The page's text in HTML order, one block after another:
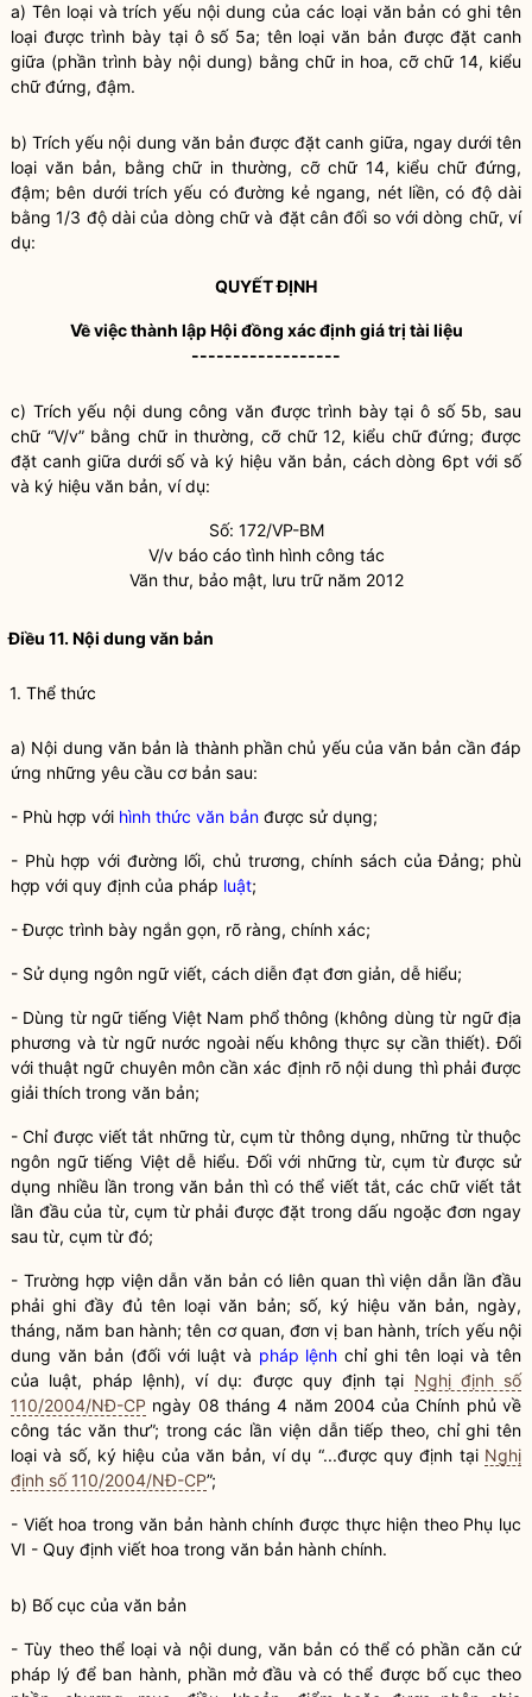
a) Tên loại và trích yếu nội dung của các loại văn bản có ghi tên
loại được trình bày tại ô số 5a; tên loại văn bản được đặt canh
giữa (phần trình bày nội dung) bằng chữ in hoa, cỡ chữ 14, kiểu
chữ đứng, đậm.
b) Trích yếu nội dung văn bản được đặt canh giữa, ngay dưới tên
loại văn bản, bằng chữ in thường, cỡ chữ 14, kiểu chữ đứng,
đậm; bên dưới trích yếu có đường kẻ ngang, nét liền, có độ dài
bằng 1/3 độ dài của dòng chữ và đặt cân đối so với dòng chữ, ví
dụ:
QUYẾT ĐỊNH
Về việc thành lập Hội đồng xác định giá trị tài liệu
------------------
c) Trích yếu nội dung công văn được trình bày tại ô số 5b, sau
chữ “V/v” bằng chữ in thường, cỡ chữ 12, kiểu chữ đứng; được
đặt canh giữa dưới số và ký hiệu văn bản, cách dòng 6pt với số
và ký hiệu văn bản, ví dụ:
Số: 172/VP-BM
V/v báo cáo tình hình công tác
Văn thư, bảo mật, lưu trữ năm 2012
Điều 11. Nội dung văn bản
1. Thể thức
a) Nội dung văn bản là thành phần chủ yếu của văn bản cần đáp
ứng những yêu cầu cơ bản sau:
- Phù hợp với hình thức văn bản được sử dụng;
- Phù hợp với đường lối, chủ trương, chính sách của Đảng; phù
hợp với quy định của pháp luật;
- Được trình bày ngắn gọn, rõ ràng, chính xác;
- Sử dụng ngôn ngữ viết, cách diễn đạt đơn giản, dễ hiểu;
- Dùng từ ngữ tiếng Việt Nam phổ thông (không dùng từ ngữ địa
phương và từ ngữ nước ngoài nếu không thực sự cần thiết). Đối
với thuật ngữ chuyên môn cần xác định rõ nội dung thì phải được
giải thích trong văn bản;
- Chỉ được viết tắt những từ, cụm từ thông dụng, những từ thuộc
ngôn ngữ tiếng Việt dễ hiểu. Đối với những từ, cụm từ được sử
dụng nhiều lần trong văn bản thì có thể viết tắt, các chữ viết tắt
lần đầu của từ, cụm từ phải được đặt trong dấu ngoặc đơn ngay
sau từ, cụm từ đó;
- Trường hợp viện dẫn văn bản có liên quan thì viện dẫn lần đầu
phải ghi đầy đủ tên loại văn bản; số, ký hiệu văn bản, ngày,
tháng, năm ban hành; tên cơ quan, đơn vị ban hành, trích yếu nội
dung văn bản (đối với luật và pháp lệnh chỉ ghi tên loại và tên
của luật, pháp lệnh), ví dụ: được quy định tại Nghị định số
110/2004/NĐ-CP ngày 08 tháng 4 năm 2004 của Chính phủ về
công tác văn thư”; trong các lần viện dẫn tiếp theo, chỉ ghi tên
loại và số, ký hiệu của văn bản, ví dụ “...được quy định tại Nghị
định số 110/2004/NĐ-CP”;
- Viết hoa trong văn bản hành chính được thực hiện theo Phụ lục
VI - Quy định viết hoa trong văn bản hành chính.
b) Bố cục của văn bản
- Tùy theo thể loại và nội dung, văn bản có thể có phần căn cứ
pháp lý để ban hành, phần mở đầu và có thể được bố cục theo